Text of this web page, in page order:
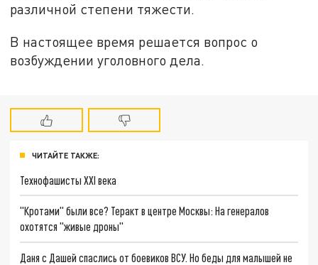
различной степени тяжести.
В настоящее время решается вопрос о
возбуждении уголовного дела.
ЧИТАЙТЕ ТАКЖЕ:
Технофашисты XXI века
"Кротами" были все? Теракт в центре Москвы: На генералов
охотятся "живые дроны"
Даня с Дашей спаслись от боевиков ВСУ. Но беды для малышей не